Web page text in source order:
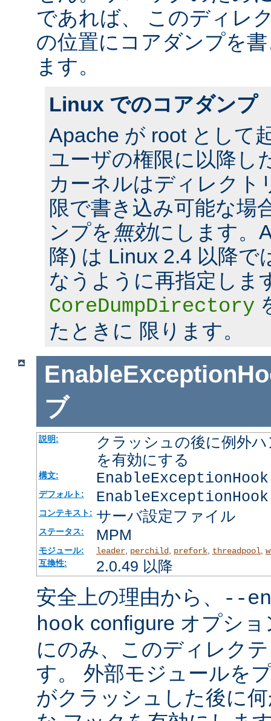
であれば、 このディレ
の位置にコアダンプを
ます。
Linux でのコアダンプ
Apache が root として
ユーザの権限に以降し
カーネルはディレクト
限で書き込み可能な場
ンプを無効にします。
降) は Linux 2.4 以降で
なうように再指定しま
CoreDumpDirectory
たときに 限ります。
ブ
説明:
クラッシュの後に例外
を有効にする
構文:
デフォルト:
コンテキスト: サーバ設定ファイル
ステータス: MPM
モジュール: leader, perchild, prefork, threadpool
互換性:
2.0.49 以降
安全上の理由から、
--
hook configure オプシ
にのみ、このディレク
す。 外部モジュールを
がクラッシュした後に